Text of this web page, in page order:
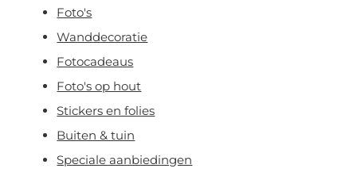
Foto's
Wanddecoratie
Fotocadeaus
Foto's op hout
Stickers en folies
Buiten & tuin
Speciale aanbiedingen